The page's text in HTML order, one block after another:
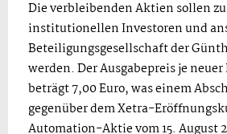
Die verbleibenden Aktien sollen
institutionellen Investoren und
Beteiligungsgesellschaft der
werden. Der Ausgabepreis je
beträgt 7,00 Euro, was einem
gegenüber dem Xetra-
Automation-Aktie vom 15. August